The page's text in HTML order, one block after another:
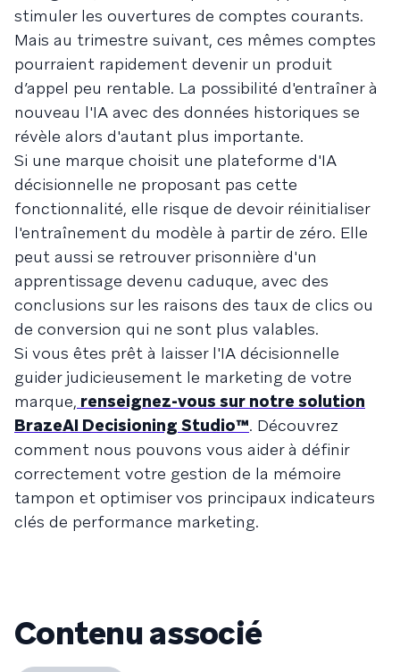
stimuler les ouvertures de comptes courants.
Mais au trimestre suivant, ces mêmes comptes
pourraient rapidement devenir un produit
d’appel peu rentable. La possibilité d'entraîner à
nouveau l'IA avec des données historiques se
révèle alors d'autant plus importante.
Si une marque choisit une plateforme d'IA
décisionnelle ne proposant pas cette
fonctionnalité, elle risque de devoir réinitialiser
l'entraînement du modèle à partir de zéro. Elle
peut aussi se retrouver prisonnière d'un
apprentissage devenu caduque, avec des
conclusions sur les raisons des taux de clics ou
de conversion qui ne sont plus valables.
Si vous êtes prêt à laisser l'IA décisionnelle
guider judicieusement le marketing de votre
marque, renseignez-vous sur notre solution
BrazeAI Decisioning Studio™. Découvrez
comment nous pouvons vous aider à définir
correctement votre gestion de la mémoire
tampon et optimiser vos principaux indicateurs
clés de performance marketing.
Contenu associé